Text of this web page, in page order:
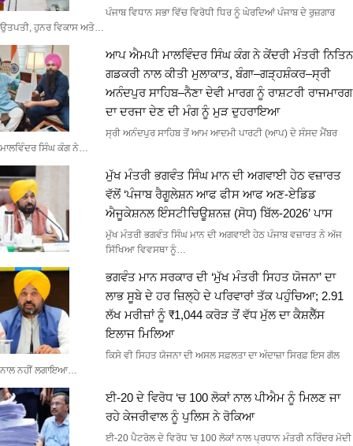
ਪੰਜਾਬ ਵਿਧਾਨ ਸਭਾ ਵਿੱਚ ਵਿਰੋਧੀ ਧਿਰ ਨੂੰ ਘੇਰਦਿਆਂ ਪੰਜਾਬ ਦੇ ਰੁਜ਼ਗਾਰ
ਉਤਪਤੀ, ਹੁਨਰ ਵਿਕਾਸ ਅਤੇ…
ਆਪ ਐਮਪੀ ਮਾਲਵਿੰਦਰ ਸਿੰਘ ਕੰਗ ਨੇ ਕੇਂਦਰੀ ਮੰਤਰੀ ਨਿਤਿਨ
ਗਡਕਰੀ ਨਾਲ ਕੀਤੀ ਮੁਲਾਕਾਤ, ਬੰਗਾ–ਗੜ੍ਹਸ਼ੰਕਰ–ਸ੍ਰੀ
ਅਨੰਦਪੁਰ ਸਾਹਿਬ–ਨੈਣਾ ਦੇਵੀ ਮਾਰਗ ਨੂੰ ਰਾਸ਼ਟਰੀ ਰਾਜਮਾਰਗ
ਦਾ ਦਰਜਾ ਦੇਣ ਦੀ ਮੰਗ ਨੂੰ ਮੁੜ ਦੁਹਰਾਇਆ
ਸ੍ਰੀ ਅਨੰਦਪੁਰ ਸਾਹਿਬ ਤੋਂ ਆਮ ਆਦਮੀ ਪਾਰਟੀ (ਆਪ) ਦੇ ਸੰਸਦ ਮੈਂਬਰ
ਮਾਲਵਿੰਦਰ ਸਿੰਘ ਕੰਗ ਨੇ…
ਮੁੱਖ ਮੰਤਰੀ ਭਗਵੰਤ ਸਿੰਘ ਮਾਨ ਦੀ ਅਗਵਾਈ ਹੇਠ ਵਜ਼ਾਰਤ
ਵੱਲੋਂ ‘ਪੰਜਾਬ ਰੈਗੂਲੇਸ਼ਨ ਆਫ ਫੀਸ ਆਫ ਅਣ-ਏਡਿਡ
ਐਜੂਕੇਸ਼ਨਲ ਇੰਸਟੀਚਿਊਸ਼ਨਜ਼ (ਸੋਧ) ਬਿੱਲ-2026’ ਪਾਸ
ਮੁੱਖ ਮੰਤਰੀ ਭਗਵੰਤ ਸਿੰਘ ਮਾਨ ਦੀ ਅਗਵਾਈ ਹੇਠ ਪੰਜਾਬ ਵਜ਼ਾਰਤ ਨੇ ਅੱਜ
ਸਿੱਖਿਆ ਵਿਵਸਥਾ ਨੂੰ…
ਭਗਵੰਤ ਮਾਨ ਸਰਕਾਰ ਦੀ ‘ਮੁੱਖ ਮੰਤਰੀ ਸਿਹਤ ਯੋਜਨਾ’ ਦਾ
ਲਾਭ ਸੂਬੇ ਦੇ ਹਰ ਜ਼ਿਲ੍ਹੇ ਦੇ ਪਰਿਵਾਰਾਂ ਤੱਕ ਪਹੁੰਚਿਆ; 2.91
ਲੱਖ ਮਰੀਜ਼ਾਂ ਨੂੰ ₹1,044 ਕਰੋੜ ਤੋਂ ਵੱਧ ਮੁੱਲ ਦਾ ਕੈਸ਼ਲੈੱਸ
ਇਲਾਜ ਮਿਲਿਆ
ਕਿਸੇ ਵੀ ਸਿਹਤ ਯੋਜਨਾ ਦੀ ਅਸਲ ਸਫ਼ਲਤਾ ਦਾ ਅੰਦਾਜ਼ਾ ਸਿਰਫ਼ ਇਸ ਗੱਲ
ਨਾਲ ਨਹੀਂ ਲਗਾਇਆ…
ਈ-20 ਦੇ ਵਿਰੋਧ ‘ਚ 100 ਲੋਕਾਂ ਨਾਲ ਪੀਐਮ ਨੂੰ ਮਿਲਣ ਜਾ
ਰਹੇ ਕੇਜਰੀਵਾਲ ਨੂੰ ਪੁਲਿਸ ਨੇ ਰੋਕਿਆ
ਈ-20 ਪੈਟਰੋਲ ਦੇ ਵਿਰੋਧ 'ਚ 100 ਲੋਕਾਂ ਨਾਲ ਪ੍ਰਧਾਨ ਮੰਤਰੀ ਨਰਿੰਦਰ ਮੋਦੀ